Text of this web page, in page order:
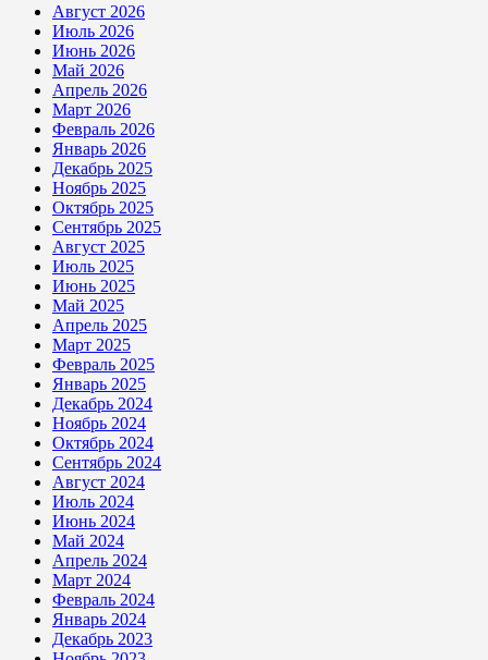
Август 2026
Июль 2026
Июнь 2026
Май 2026
Апрель 2026
Март 2026
Февраль 2026
Январь 2026
Декабрь 2025
Ноябрь 2025
Октябрь 2025
Сентябрь 2025
Август 2025
Июль 2025
Июнь 2025
Май 2025
Апрель 2025
Март 2025
Февраль 2025
Январь 2025
Декабрь 2024
Ноябрь 2024
Октябрь 2024
Сентябрь 2024
Август 2024
Июль 2024
Июнь 2024
Май 2024
Апрель 2024
Март 2024
Февраль 2024
Январь 2024
Декабрь 2023